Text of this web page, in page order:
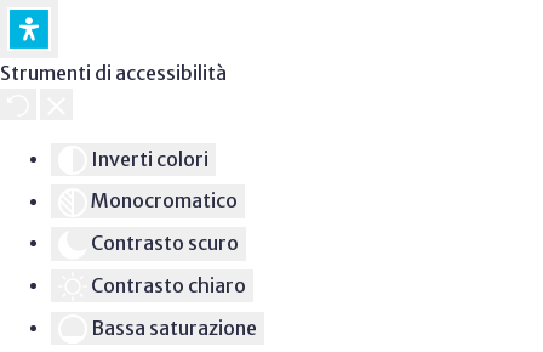
Strumenti di accessibilità
Inverti colori
Monocromatico
Contrasto scuro
Contrasto chiaro
Bassa saturazione